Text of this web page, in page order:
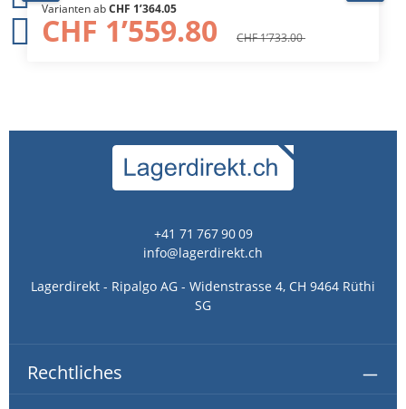
Varianten abCHF 1’364.05
CHF 1’559.80 CHF 1’733.00
+41 71 767 90 09
info@lagerdirekt.ch
Lagerdirekt - Ripalgo AG - Widenstrasse 4, CH 9464 Rüthi
SG
Rechtliches